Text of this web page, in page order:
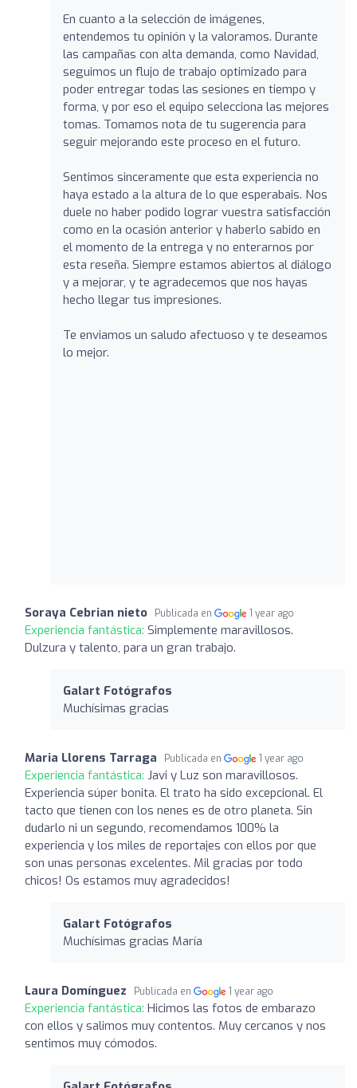
En cuanto a la selección de imágenes,
entendemos tu opinión y la valoramos. Durante
las campañas con alta demanda, como Navidad,
seguimos un flujo de trabajo optimizado para
poder entregar todas las sesiones en tiempo y
forma, y por eso el equipo selecciona las mejores
tomas. Tomamos nota de tu sugerencia para
seguir mejorando este proceso en el futuro.
Sentimos sinceramente que esta experiencia no
haya estado a la altura de lo que esperabais. Nos
duele no haber podido lograr vuestra satisfacción
como en la ocasión anterior y haberlo sabido en
el momento de la entrega y no enterarnos por
esta reseña. Siempre estamos abiertos al diálogo
y a mejorar, y te agradecemos que nos hayas
hecho llegar tus impresiones.
Te enviamos un saludo afectuoso y te deseamos
lo mejor.
Soraya Cebrian nieto Publicada en 1 year ago
Experiencia fantástica: Simplemente maravillosos.
Dulzura y talento, para un gran trabajo.
Galart Fotógrafos
Muchísimas gracias
Maria Llorens Tarraga Publicada en 1 year ago
Experiencia fantástica: Javi y Luz son maravillosos.
Experiencia súper bonita. El trato ha sido excepcional. El
tacto que tienen con los nenes es de otro planeta. Sin
dudarlo ni un segundo, recomendamos 100% la
experiencia y los miles de reportajes con ellos por que
son unas personas excelentes. Mil gracias por todo
chicos! Os estamos muy agradecidos!
Galart Fotógrafos
Muchísimas gracias María
Laura Domínguez Publicada en 1 year ago
Experiencia fantástica: Hicimos las fotos de embarazo
con ellos y salimos muy contentos. Muy cercanos y nos
sentimos muy cómodos.